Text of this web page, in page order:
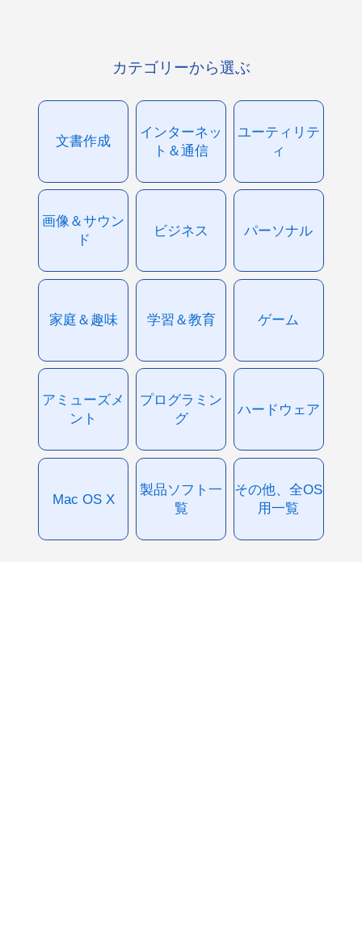
カテゴリーから選ぶ
文書作成
インターネッ
ト＆通信
ユーティリテ
ィ
画像＆サウン
ド
ビジネス パーソナル
家庭＆趣味 学習＆教育 ゲーム
アミューズメ
ント
プログラミン
グ
ハードウェア
Mac OS X
製品ソフト一
覧
その他、全OS
用一覧